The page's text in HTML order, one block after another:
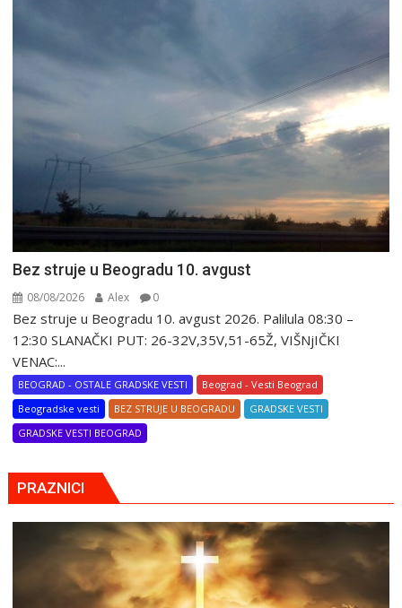
Bez struje u Beogradu 10. avgust
08/08/2026 Alex 0
Bez struje u Beogradu 10. avgust 2026. Palilula 08:30 –
12:30 SLANAČKI PUT: 26-32V,35V,51-65Ž, VIŠNjIČKI
VENAC:...
BEOGRAD - OSTALE GRADSKE VESTI
Beograd - Vesti Beograd
Beogradske vesti
BEZ STRUJE U BEOGRADU
GRADSKE VESTI
GRADSKE VESTI BEOGRAD
PRAZNICI